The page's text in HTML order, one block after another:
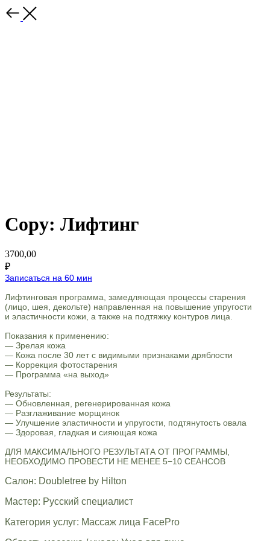
Copy: Лифтинг
3700,00
₽
Записаться на 60 мин
Лифтинговая программа, замедляющая процессы старения
(лицо, шея, декольте) направленная на повышение упругости
и эластичности кожи, а также на подтяжку контуров лица.
Показания к применению:
— Зрелая кожа
— Кожа после 30 лет с видимыми признаками дряблости
— Коррекция фотостарения
— Программа «на выход»
Результаты:
— Обновленная, регенерированная кожа
— Разглаживание морщинок
— Улучшение эластичности и упругости, подтянутость овала
— Здоровая, гладкая и сияющая кожа
ДЛЯ МАКСИМАЛЬНОГО РЕЗУЛЬТАТА ОТ ПРОГРАММЫ,
НЕОБХОДИМО ПРОВЕСТИ НЕ МЕНЕЕ 5−10 СЕАНСОВ
Салон: Doubletree by Hilton
Мастер: Русский специалист
Категория услуг: Массаж лица FacePro